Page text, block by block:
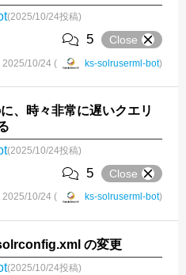
(2025/10/24投稿)
5 Close
2025/10/24 ( ks-solruserml-bot)
、時々非常に遅いクエリ
(2025/10/24投稿)
5 Close
2025/10/24 ( ks-solruserml-bot)
の変更
(2025/10/24投稿)